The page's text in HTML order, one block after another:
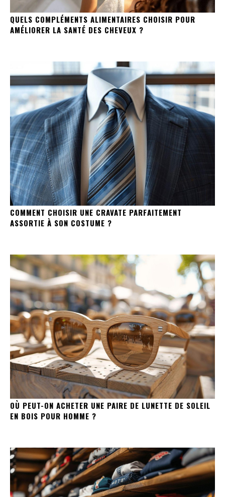
QUELS COMPLÉMENTS ALIMENTAIRES CHOISIR POUR
AMÉLIORER LA SANTÉ DES CHEVEUX ?
COMMENT CHOISIR UNE CRAVATE PARFAITEMENT
ASSORTIE À SON COSTUME ?
OÙ PEUT-ON ACHETER UNE PAIRE DE LUNETTE DE SOLEIL
EN BOIS POUR HOMME ?